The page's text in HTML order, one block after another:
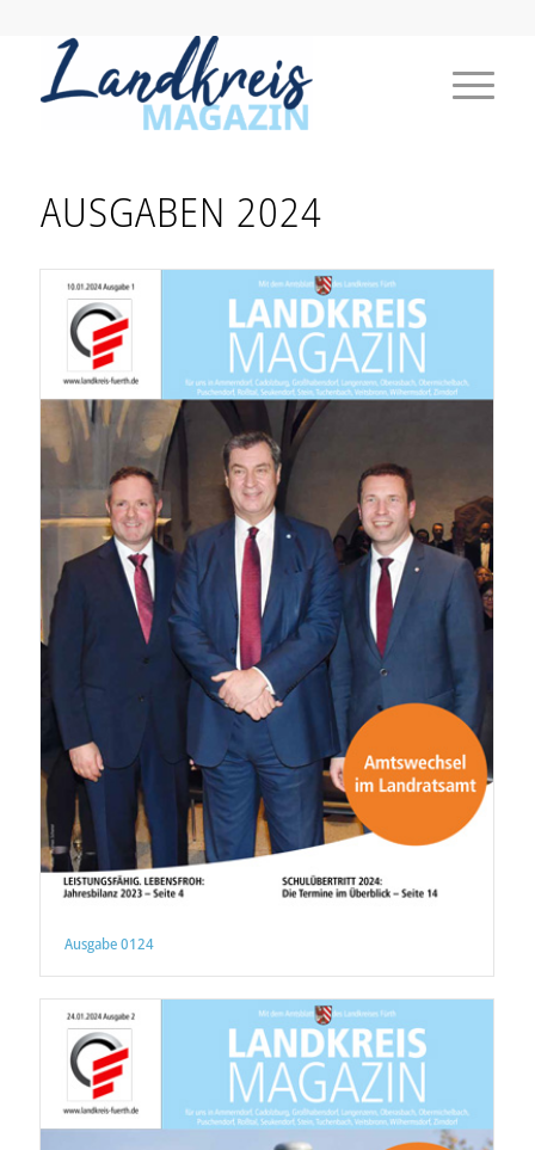
AUSGABEN 2024
Ausgabe 0124